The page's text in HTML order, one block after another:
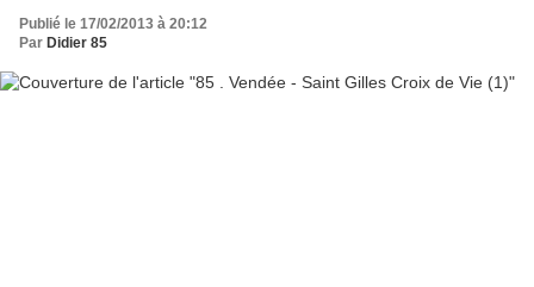
Publié le 17/02/2013 à 20:12
Par Didier 85